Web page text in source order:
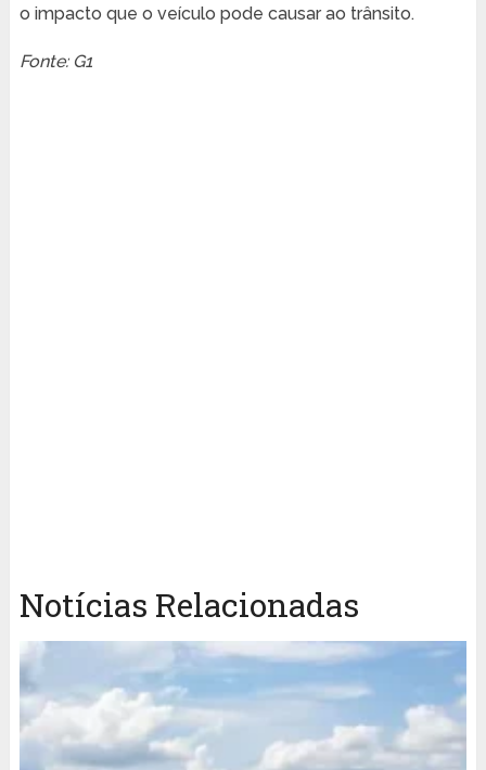
o impacto que o veículo pode causar ao trânsito.
Fonte: G1
Notícias Relacionadas